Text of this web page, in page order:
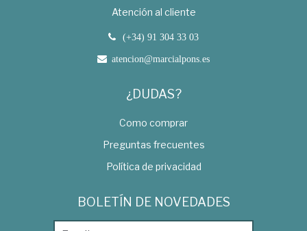
Atención al cliente
(+34) 91 304 33 03
atencion@marcialpons.es
¿DUDAS?
Como comprar
Preguntas frecuentes
Política de privacidad
BOLETÍN DE NOVEDADES